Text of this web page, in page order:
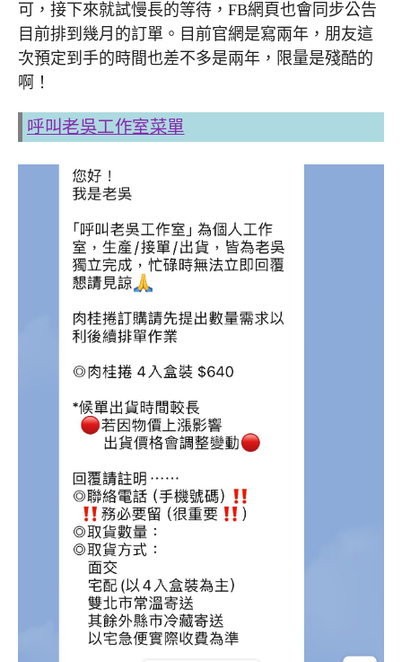
可，接下來就試慢長的等待，FB網頁也會同步公告
目前排到幾月的訂單。目前官網是寫兩年，朋友這
次預定到手的時間也差不多是兩年，限量是殘酷的
啊！
呼叫老吳工作室菜單